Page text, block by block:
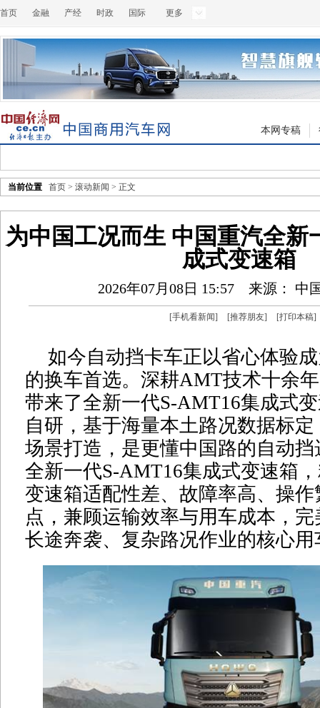
首页 金融 产经 时政 国际 更多
本网专稿
当前位置 首页 > 滚动新闻 > 正文
为中国工况而生 中国重汽全新
成式变速箱
2026年07月08日 15:57 来源： 中
[手机看新闻] [推荐朋友] [打印本稿]
如今自动挡卡车正以省心体验
的换车首选。深耕AMT技术十余
带来了全新一代S-AMT16集成式
自研，基于海量本土路况数据标
场景打造，是更懂中国路的自动
全新一代S-AMT16集成式变速箱
变速箱适配性差、故障率高、操
点，兼顾运输效率与用车成本，
长途奔袭、复杂路况作业的核心用